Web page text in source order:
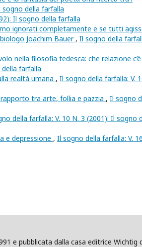
sogno della farfalla
Il sogno della farfalla
ignorati completamente e se tutti
Joachim Bauer , Il sogno della
nella filosofia tedesca: che relazione
farfalla
realtà umana , Il sogno della farfalla: V.
tra arte, follia e pazzia , Il sogno
della farfalla: V. 10 N. 3 (2001): Il sogno
e depressione , Il sogno della farfalla: V.
e pubblicata dalla casa editrice